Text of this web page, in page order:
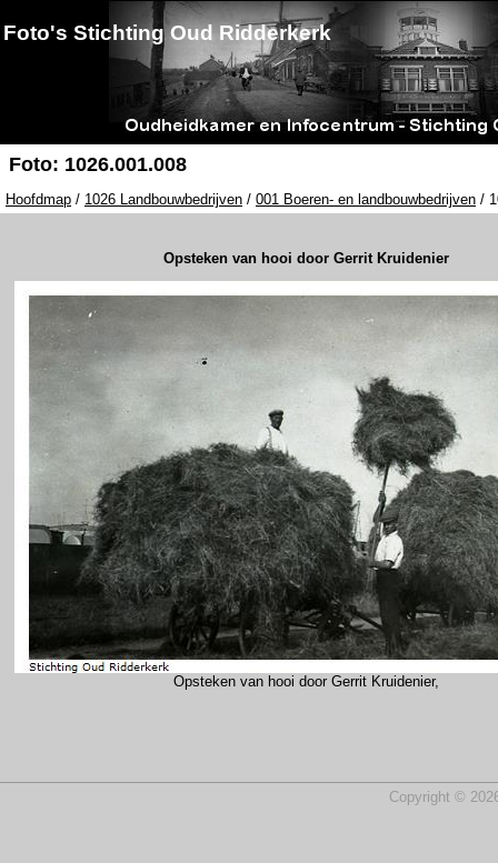
Foto's Stichting Oud Ridderkerk
Foto: 1026.001.008
Hoofdmap / 1026 Landbouwbedrijven / 001 Boeren- en landbouwbedrijven /
Opsteken van hooi door Gerrit Kruidenier
Opsteken van hooi door Gerrit Kruidenier,
Copyright ©